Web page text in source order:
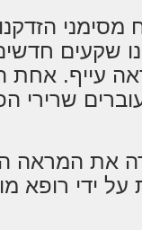
מסימני
שקעים
עייף. אחת
שרירי
את המראה
על ידי רופא